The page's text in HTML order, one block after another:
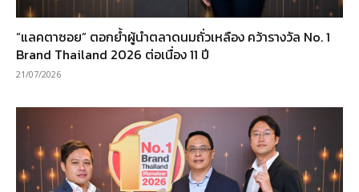
“แลคตาซอย” ตอกย้ำผู้นำตลาดนมถั่วเหลือง คว้ารางวัล No. 1
Brand Thailand 2026 ต่อเนื่อง 11 ปี
21/07/2026